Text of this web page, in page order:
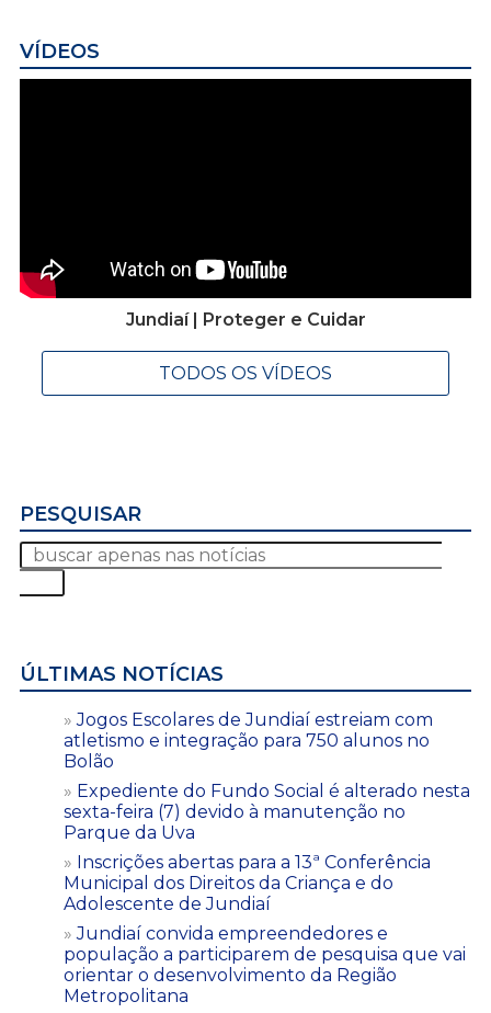
VÍDEOS
Jundiaí | Proteger e Cuidar
TODOS OS VÍDEOS
PESQUISAR
ÚLTIMAS NOTÍCIAS
Jogos Escolares de Jundiaí estreiam com
atletismo e integração para 750 alunos no
Bolão
Expediente do Fundo Social é alterado nesta
sexta-feira (7) devido à manutenção no
Parque da Uva
Inscrições abertas para a 13ª Conferência
Municipal dos Direitos da Criança e do
Adolescente de Jundiaí
Jundiaí convida empreendedores e
população a participarem de pesquisa que vai
orientar o desenvolvimento da Região
Metropolitana